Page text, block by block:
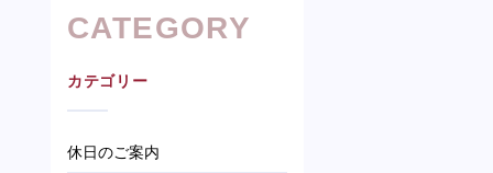
CATEGORY
カテゴリー
休日のご案内